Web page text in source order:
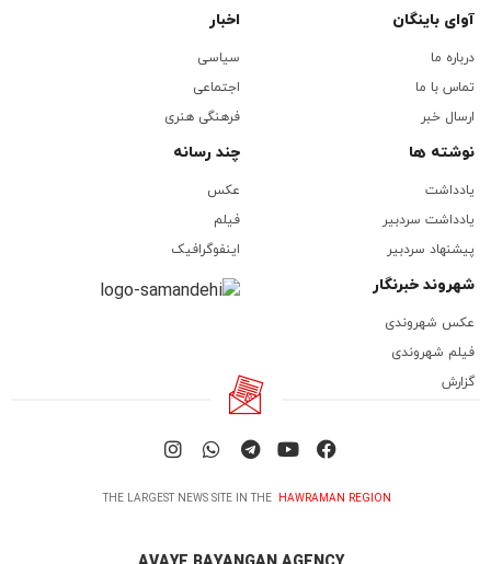
آوای باینگان
درباره ما
تماس با ما
ارسال خبر
اخبار
سیاسی
اجتماعی
فرهنگی هنری
نوشته ها
یادداشت
یادداشت سردبیر
پیشنهاد سردبیر
چند رسانه
عکس
فیلم
اینفوگرافیک
شهروند خبرنگار
عکس شهروندی
فیلم شهروندی
گزارش
THE LARGEST NEWS SITE IN THE HAWRAMAN REGION